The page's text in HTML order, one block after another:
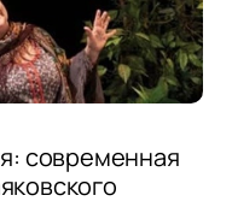
современная